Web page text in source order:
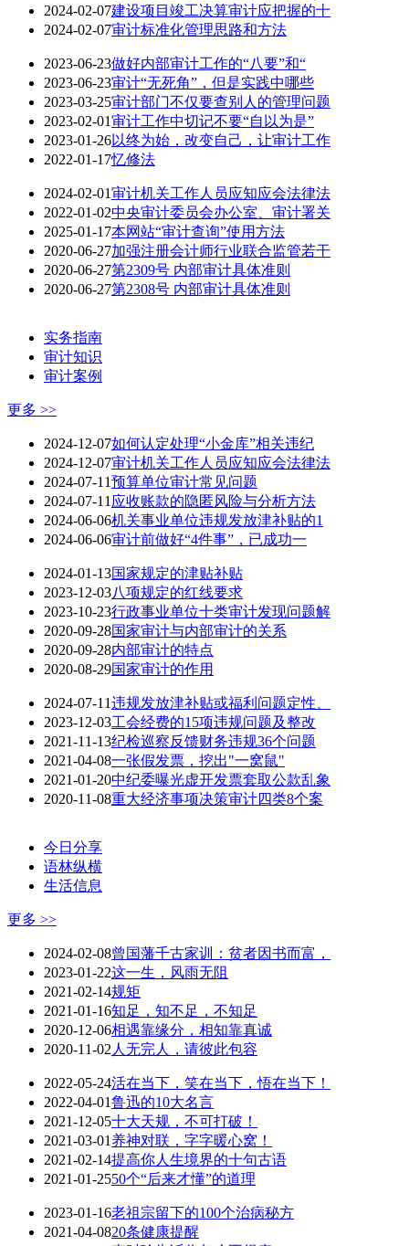
2024-02-07建设项目竣工决算审计应把握的十
2024-02-07审计标准化管理思路和方法
2023-06-23做好内部审计工作的“八要”和“
2023-06-23审计“无死角”，但是实践中哪些
2023-03-25审计部门不仅要查别人的管理问题
2023-02-01审计工作中切记不要“自以为是”
2023-01-26以终为始，改变自己，让审计工作
2022-01-17忆修法
2024-02-01审计机关工作人员应知应会法律法
2022-01-02中央审计委员会办公室、审计署关
2025-01-17本网站“审计查询”使用方法
2020-06-27加强注册会计师行业联合监管若干
2020-06-27第2309号 内部审计具体准则
2020-06-27第2308号 内部审计具体准则
实务指南
审计知识
审计案例
更多 >>
2024-12-07如何认定处理“小金库”相关违纪
2024-12-07审计机关工作人员应知应会法律法
2024-07-11预算单位审计常见问题
2024-07-11 应收账款的隐匿风险与分析方法
2024-06-06机关事业单位违规发放津补贴的1
2024-06-06审计前做好“4件事”，已成功一
2024-01-13国家规定的津贴补贴
2023-12-03八项规定的红线要求
2023-10-23行政事业单位十类审计发现问题解
2020-09-28国家审计与内部审计的关系
2020-09-28内部审计的特点
2020-08-29国家审计的作用
2024-07-11违规发放津补贴或福利问题定性、
2023-12-03工会经费的15项违规问题及整改
2021-11-13纪检巡察反馈财务违规36个问题
2021-04-08一张假发票，挖出"一窝鼠"
2021-01-20中纪委曝光虚开发票套取公款乱象
2020-11-08重大经济事项决策审计四类8个案
今日分享
语林纵横
生活信息
更多 >>
2024-02-08曾国藩千古家训：贫者因书而富，
2023-01-22这一生，风雨无阻
2021-02-14规矩
2021-01-16知足，知不足，不知足
2020-12-06相遇靠缘分，相知靠真诚
2020-11-02 人无完人，请彼此包容
2022-05-24活在当下，笑在当下，悟在当下！
2022-04-01鲁迅的10大名言
2021-12-05十大天规，不可打破！
2021-03-01 养神对联，字字暖心窝！
2021-02-14提高你人生境界的十句古语
2021-01-2550个“后来才懂”的道理
2023-01-16老祖宗留下的100个治病秘方
2021-04-0820条健康提醒